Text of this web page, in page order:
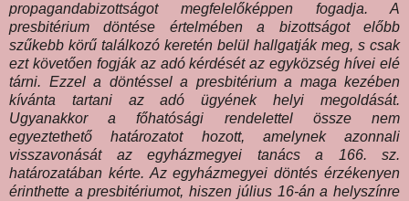
propagandabizottságot megfelelőképpen fogadja. A
presbitérium döntése értelmében a bizottságot előbb
szűkebb körű találkozó keretén belül hallgatják meg, s csak
ezt követően fogják az adó kérdését az egyközség hívei elé
tárni. Ezzel a döntéssel a presbitérium a maga kezében
kívánta tartani az adó ügyének helyi megoldását.
Ugyanakkor a főhatósági rendelettel össze nem
egyeztethető határozatot hozott, amelynek azonnali
visszavonását az egyházmegyei tanács a 166. sz.
határozatában kérte. Az egyházmegyei döntés érzékenyen
érinthette a presbitériumot, hiszen július 16-án a helyszínre